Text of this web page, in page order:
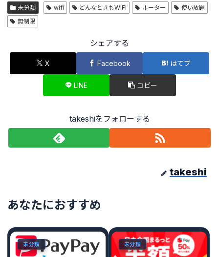
未分類 wifi どんなときもWiFi ルーター
使い放題
無制限
シェアする
X Facebook はてブ
LINE コピー
takeshiをフォローする
takeshi
あなたにおすすめ
未分類 未分類